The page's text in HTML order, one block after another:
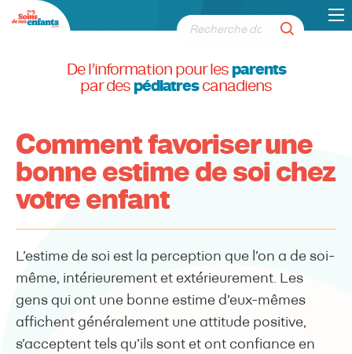
De l’information pour les parents
par des pédiatrescanadiens
Comment favoriser une
bonne estime de soi chez
votre enfant
L’estime de soi est la perception que l’on a de soi-
même, intérieurement et extérieurement. Les
gens qui ont une bonne estime d’eux-mêmes
affichent généralement une attitude positive,
s’acceptent tels qu’ils sont et ont confiance en